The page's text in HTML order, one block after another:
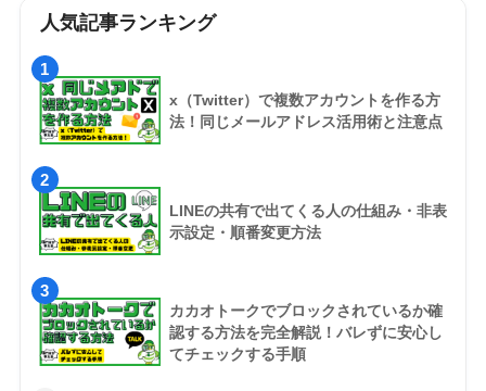
人気記事ランキング
1
x（Twitter）で複数アカウントを作る方
法！同じメールアドレス活用術と注意点
2
LINEの共有で出てくる人の仕組み・非表
示設定・順番変更方法
3
カカオトークでブロックされているか確
認する方法を完全解説！バレずに安心し
てチェックする手順